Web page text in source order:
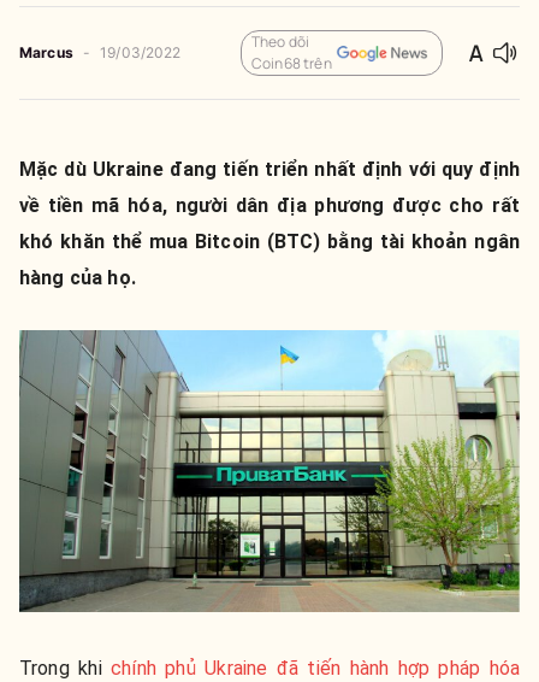
Marcus - 19/03/2022
Theo dõi
Coin68 trên
Mặc dù Ukraine đang tiến triển nhất định với quy định
về tiền mã hóa, người dân địa phương được cho rất
khó khăn thể mua Bitcoin (BTC) bằng tài khoản ngân
hàng của họ.
Trong khichính phủ Ukraine đã tiến hành hợp pháp hóa